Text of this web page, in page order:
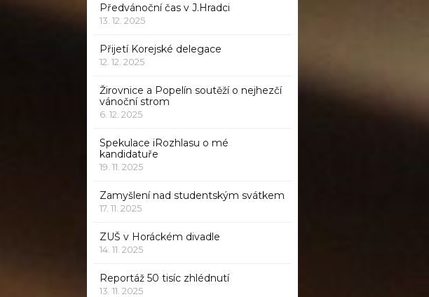
Předvánoční čas v J.Hradci
13. 12. 2025
Přijetí Korejské delegace
12. 12. 2025
Žirovnice a Popelín soutěží o nejhezčí
vánoční strom
6. 12. 2025
Spekulace iRozhlasu o mé
kandidatuře
19. 11. 2025
Zamyšlení nad studentským svátkem
17. 11. 2025
ZUŠ v Horáckém divadle
14. 11. 2025
Reportáž 50 tisíc zhlédnutí
13. 11. 2025